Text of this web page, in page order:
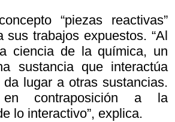
“piezas reactivas”
sus trabajos expuestos. “Al
ciencia de la química, un
sustancia que interactúa
lugar a otras sustancias.
contraposición a la
lo interactivo”, explica.